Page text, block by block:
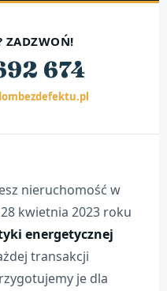
ZADZWOŃ!
674
nieruchomość w
kwietnia 2023 roku
energetycznej
transakcji
je dla